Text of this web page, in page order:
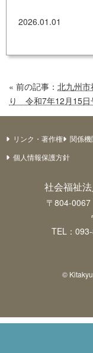
2026.01.01
« 前の記事： 北九州市
り 令和7年12月15日
リンク・著作権 関係機
個人情報保護方針
社会福祉法
〒804-
TEL：
©